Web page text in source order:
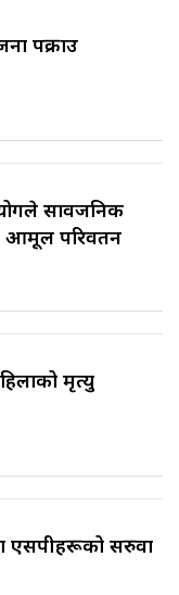
पक्राउ
सार्वजनिक
आमूल परिवर्तन
मृत्यु
एसपीहरूको सरुवा